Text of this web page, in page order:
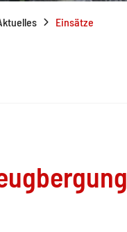
Einsätze